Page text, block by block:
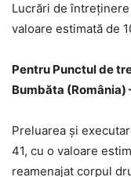
Lucrări de
valoare estimată de
Pentru Punctul de
Bumbăta (România)
Preluarea și
41, cu o valoare
reamenajat corpul